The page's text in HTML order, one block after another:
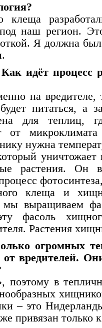
клеща
наш регион.
Я должна
идёт процесс
на
питаться, а
для теплиц,
от
нужна
растения. Он
клеща и
мы выращиваем
фасоль
Растения
огромных
от вредителей.
поэтому в
– это
привязан только